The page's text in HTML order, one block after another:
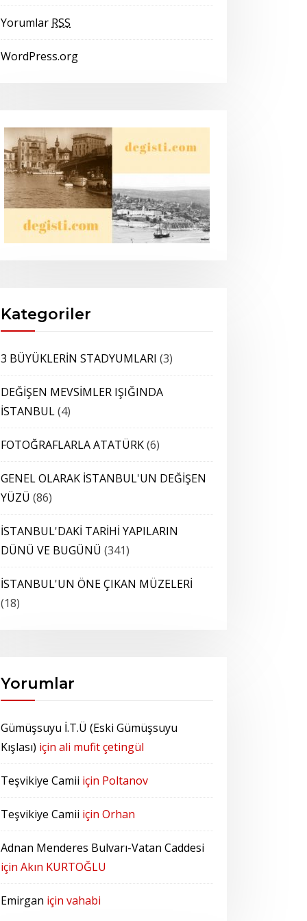
Yorumlar RSS
WordPress.org
Kategoriler
3 BÜYÜKLERİN STADYUMLARI (3)
DEĞİŞEN MEVSİMLER IŞIĞINDA
İSTANBUL(4)
FOTOĞRAFLARLA ATATÜRK(6)
GENEL OLARAK İSTANBUL'UN DEĞİŞEN
YÜZÜ (86)
İSTANBUL'DAKİ TARİHİ YAPILARIN
DÜNÜ VE BUGÜNÜ (341)
İSTANBUL'UN ÖNE ÇIKAN MÜZELERİ
(18)
Yorumlar
Gümüşsuyu İ.T.Ü (Eski Gümüşsuyu
Kışlası) için ali mufit çetingül
Teşvikiye Camii için Poltanov
Teşvikiye Camii için Orhan
Adnan Menderes Bulvarı-Vatan Caddesi
için Akın KURTOĞLU
Emirgan için vahabi